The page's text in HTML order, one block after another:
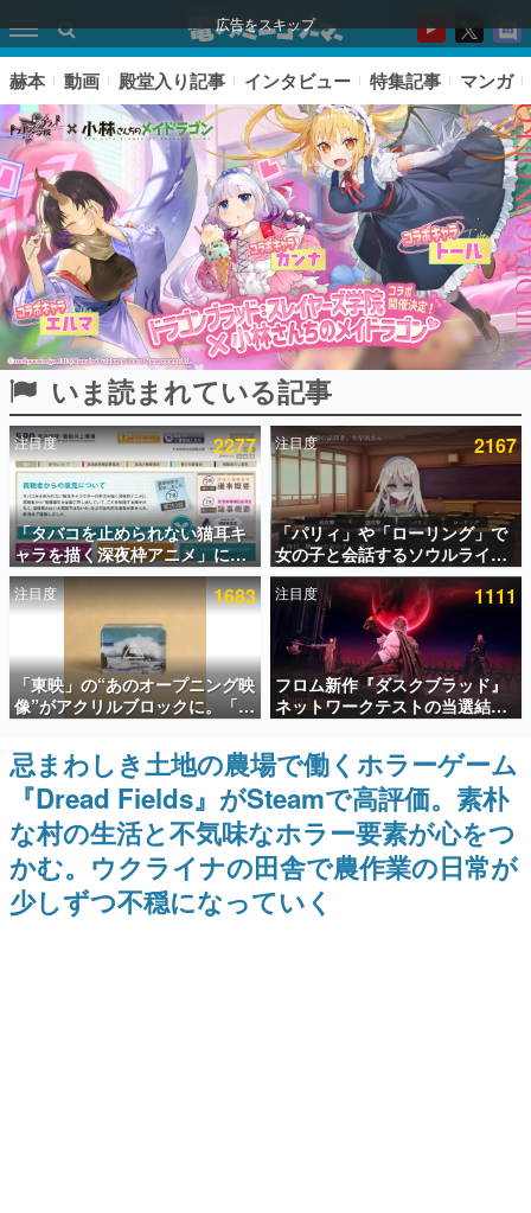
広告をスキップ
ピックアップ
電ファミのいま読まれている記事ランキング
アプリセール情報
インタビュー
連載・特集一覧
殿堂入り記事
SNS拡散数が数千以上！ ページビュー数万以上！ などな
ど。多くの人々に読まれた、電ファミ渾身の“殿堂入り”記
事をまとめました。
ゲームの企画書
名作ゲームクリエイターの方々に製作時のエピソードをお
聞きし、ヒットする企画（ゲーム）とは何か？を探ってい
きます。
赫本
この物語を解いてはいけない。『赫本』は、〈試験問題〉
の形をした短編ホラー小説集です。
赫本 動画 殿堂入り記事 インタビュー 特集記事 マンガ
いま読まれている記事
注目度 2277
「タバコを止められない猫耳キ
ャラを描く深夜枠アニメ」に視
聴者の一部から批判意見。違法
薬物の使用と思しき描写も含め
て、BPOが議論を交わす
注目度 2167
「パリィ」や「ローリング」で
女の子と会話するソウルライク
恋愛ゲーム『小早川さんはソウ
ルライク』無料公開。返事に失
敗すると「YOU DIED」
注目度 1683
「東映」の“あのオープニング映
像”がアクリルブロックに。「東
映ヒストリカル グッズコレクシ
ョン」が8月下旬より発売
注目度 1111
フロム新作『ダスクブラッド』
ネットワークテストの当選結果
が8月7日22時に発表。応募サイ
トのマイページから確認可能、
テスト実施は8月21日～24日
忌まわしき土地の農場で働くホラーゲーム
『Dread Fields』がSteamで高評価。素朴
な村の生活と不気味なホラー要素が心をつ
かむ。ウクライナの田舎で農作業の日常が
少しずつ不穏になっていく